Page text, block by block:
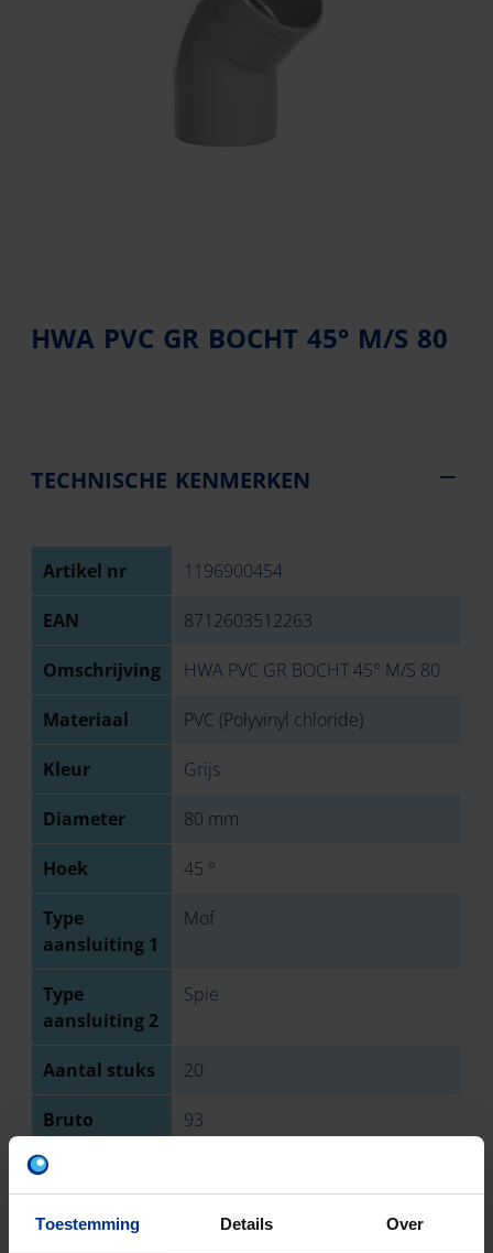
Toestemming Details Over
HWA PVC GR BOCHT 45° M/S 80
TECHNISCHE KENMERKEN
Artikel nr 1196900454
EAN 8712603512263
Omschrijving HWA PVC GR BOCHT 45° M/S 80
Materiaal PVC (Polyvinyl chloride)
Kleur Grijs
Diameter 80 mm
Hoek 45 °
Type
aansluiting 1
Mof
Type
aansluiting 2
Spie
Aantal stuks 20
Bruto
93
Discount
code
O31